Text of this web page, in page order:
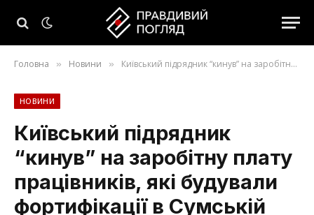
Головна » Новини » Київський підрядник “кинув” на заробітну плату працівників, які будували фортифікації в Сумській області
НОВИНИ
Київський підрядник
“кинув” на заробітну плату
працівників, які будували
фортифікації в Сумській